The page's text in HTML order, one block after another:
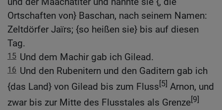
Ortschaften von} Baschan, nach seinem Namen:
Zeltdörfer Jaïrs; {so heißen sie} bis auf diesen
Tag.
15 Und dem Machir gab ich Gilead.
16 Und den Rubenitern und den Gaditern gab ich
{das Land} von Gilead bis zum Fluss[5] Arnon, und
zwar bis zur Mitte des Flusstales als Grenze[9]